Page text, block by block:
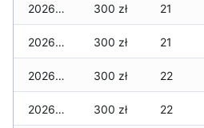
2026-06-09 300 zł 21
2026-06-07 300 zł 21
2026-06-06 300 zł 22
2026-06-05 300 zł 22